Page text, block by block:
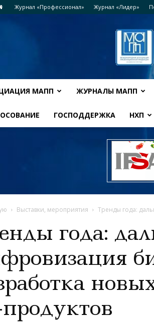
Журнал «Профессионал» Журнал «Лидер»
МАПП ЖУРНАЛЫ МАПП
ГОСПОДДЕРЖКА НХП
Выставки, мероприятия Тренды года:
года: